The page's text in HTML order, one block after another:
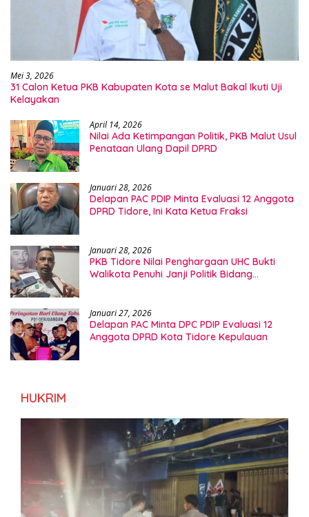
Mei 3, 2026
31 Calon Ketua PKB Kabupaten Kota se Malut Bakal Ikuti Uji
Kelayakan
April 14, 2026
Nilai Ada Ketimpangan Politik, PKB Malut Usul
Penataan Ulang Dapil DPRD
Januari 28, 2026
Delapan PAC PDIP Minta Evaluasi 12 Anggota
DPRD Tidore, Ini Kata Ketua Fraksi
Januari 28, 2026
PKB Tidore Nilai Penghargaan UHC Bukti
Walikota Penuhi Janji Politik Bidang
Januari 27, 2026
Delapan PAC Minta DPC PDIP Evaluasi 12
Anggota DPRD Kota Tidore Kepulauan
HUKRIM